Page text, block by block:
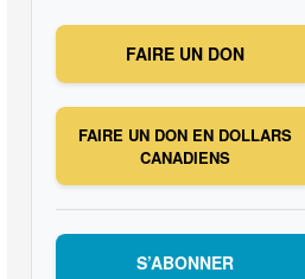
FAIRE UN DON
FAIRE UN DON EN DOLLARS
CANADIENS
S’ABONNER